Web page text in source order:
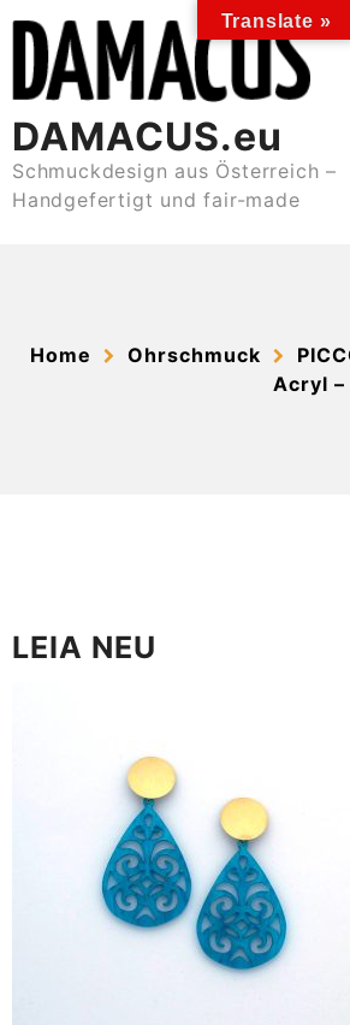
content
DAMACUS.eu
Schmuckdesign aus Österreich –
Handgefertigt und fair-made
Home Ohrschmuck
Acryl –
LEIA NEU
Translate »